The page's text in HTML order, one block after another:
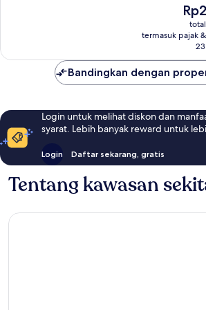
Harga
termasuk pajak
Bandingkan dengan
Login untuk melihat diskon dan
syarat. Lebih banyak reward untuk
Login Daftar sekarang, gratis
Tentang kawasan